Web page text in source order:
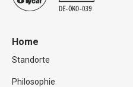
Home
Standorte
Philosophie